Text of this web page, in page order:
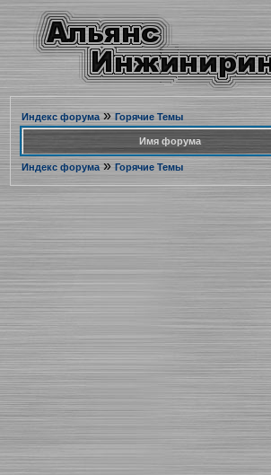
Индекс форума» Горячие Темы
Имя форума
Индекс форума» Горячие Темы